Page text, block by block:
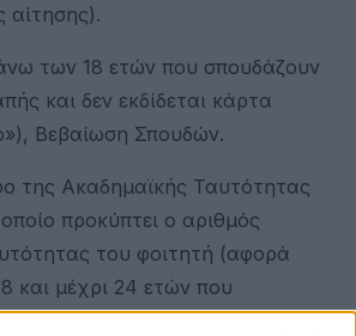
αίτησης).
των 18 ετών που σπουδάζουν
και δεν εκδίδεται κάρτα
Βεβαίωση Σπουδών.
της Ακαδημαϊκής Ταυτότητας
προκύπτει ο αριθμός
του φοιτητή (αφορά
και μέχρι 24 ετών που
ή ΤΕΙ).